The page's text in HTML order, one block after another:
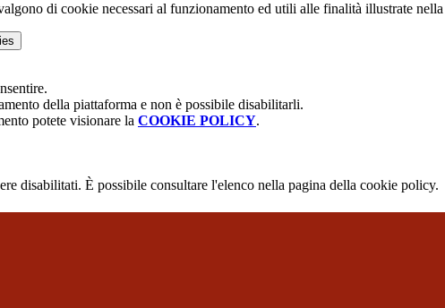
di cookie necessari al funzionamento ed utili alle finalità illustrate nella
della piattaforma e non è possibile disabilitarli.
potete visionare la COOKIE POLICY.
disabilitati. È possibile consultare l'elenco nella pagina della cookie policy.